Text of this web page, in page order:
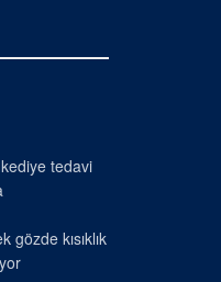
tedavi
kısıklık